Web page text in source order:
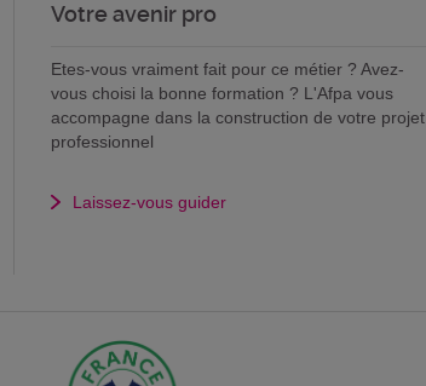
Votre avenir pro
Etes-vous vraiment fait pour ce métier ? Avez-
vous choisi la bonne formation ? L'Afpa vous
accompagne dans la construction de votre projet
professionnel
Laissez-vous guider